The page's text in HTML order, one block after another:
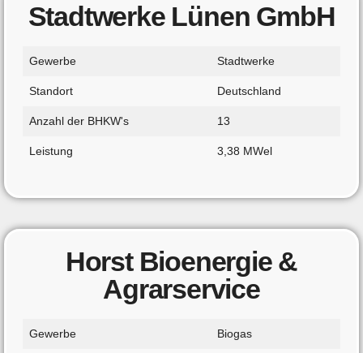
Stadtwerke Lünen GmbH
Gewerbe Stadtwerke
Standort Deutschland
Anzahl der BHKW's 13
Leistung 3,38 MWel
Horst Bioenergie &
Agrarservice
Gewerbe Biogas